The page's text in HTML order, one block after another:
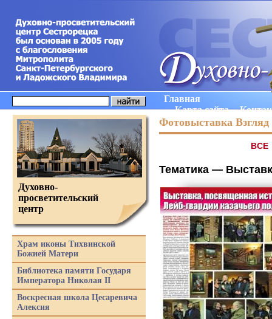
Главная
Карта сайта
Фотовыставка Взгляд
ВCE
Тематика —
Духовно-
просветительский
центр
Храм иконы Тихвинской
Божией Матери
Библиотека памяти Государя
Императора Николая II
Воскресная школа Цесаревича
Алексия